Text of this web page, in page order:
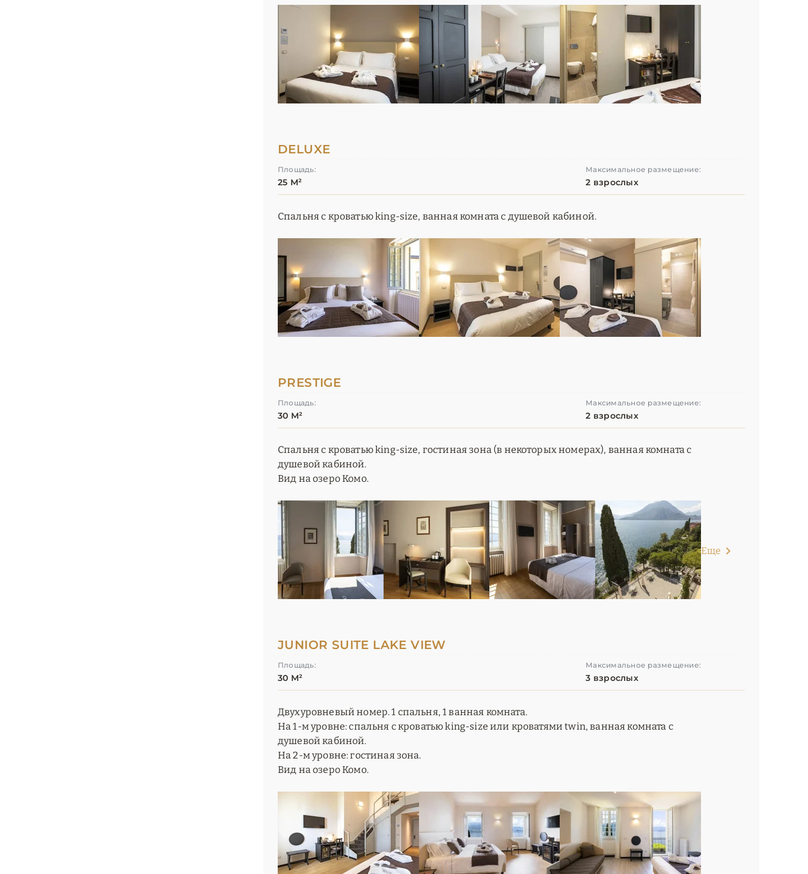
DELUXE
Площадь:
25 М²
Максимальное размещение:
2 взрослых
Спальня с кроватью king-size, ванная комната с душевой кабиной.
PRESTIGE
Площадь:
30 М²
Максимальное размещение:
2 взрослых
Спальня с кроватью king-size, гостиная зона (в некоторых номерах), ванная комната с
душевой кабиной.
Вид на озеро Комо.
Еще
JUNIOR SUITE LAKE VIEW
Площадь:
30 М²
Максимальное размещение:
3 взрослых
Двухуровневый номер. 1 спальня, 1 ванная комната.
На 1-м уровне: спальня с кроватью king-size или кроватями twin, ванная комната с
душевой кабиной.
На 2-м уровне: гостиная зона.
Вид на озеро Комо.